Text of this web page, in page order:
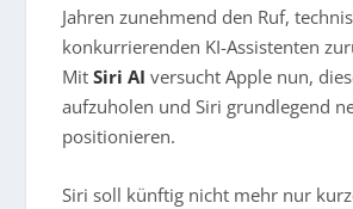
Jahren zunehmend den Ruf,
konkurrierenden KI-Assistenten
MitSiri AI versucht Apple nun,
aufzuholen und Siri grundlegend
positionieren.
Siri soll künftig nicht mehr nur